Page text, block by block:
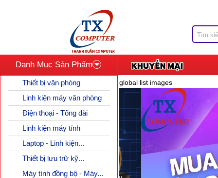
Danh Mục Sản Phẩm
Thiết bị văn phòng
Linh kiện máy văn phòng
Điện thoại - Tổng đài
Linh kiện máy tính
Laptop - Linh kiện...
Thiết bị lưu trữ kỹ...
Máy tính đồng bộ - Máy...
global list images